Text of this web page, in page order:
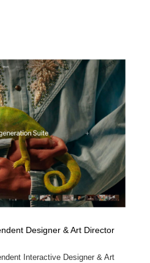
Designer & Art Director
Interactive Designer & Art